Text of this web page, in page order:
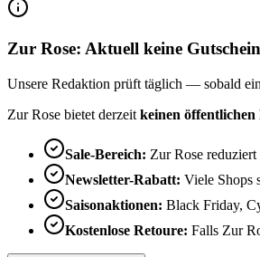
Zur Rose: Aktuell keine
Unsere Redaktion prüft täglich — sobald
Zur Rose bietet derzeit keinen öffentlichen
Sale-Bereich: Zur Rose
Newsletter-Rabatt: Viele Shops
Saisonaktionen: Black Friday,
Kostenlose Retoure: Falls Zur